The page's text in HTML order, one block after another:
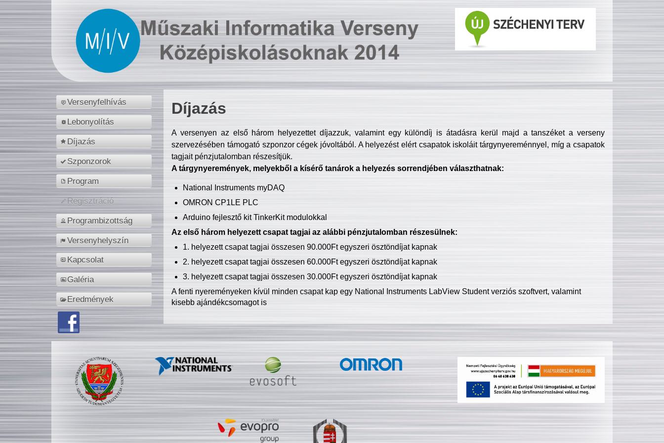
Versenyfelhívás
Lebonyolítás
Díjazás
Szponzorok
Program
Regisztráció
Programbizottság
Versenyhelyszín
Kapcsolat
Galéria
Eredmények
Díjazás
A versenyen az első három helyezettet díjazzuk, valamint egy különdíj is átadásra kerül majd a tanszéket a verseny
szervezésében támogató szponzor cégek jóvoltából. A helyezést elért csapatok iskoláit tárgynyereménnyel, míg a csapatok
tagjait pénzjutalomban részesítjük.
A tárgynyeremények, melyekből a kísérő tanárok a helyezés sorrendjében választhatnak:
National Instruments myDAQ
OMRON CP1LE PLC
Arduino fejlesztő kit TinkerKit modulokkal
Az első három helyezett csapat tagjai az alábbi pénzjutalomban részesülnek:
1. helyezett csapat tagjai összesen 90.000Ft egyszeri ösztöndíjat kapnak
2. helyezett csapat tagjai összesen 60.000Ft egyszeri ösztöndíjat kapnak
3. helyezett csapat tagjai összesen 30.000Ft egyszeri ösztöndíjat kapnak
A fenti nyereményeken kívül minden csapat kap egy National Instruments LabView Student verziós szoftvert, valamint
kisebb ajándékcsomagot is